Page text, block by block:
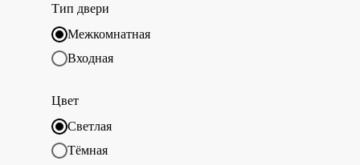
Тип двери
Межкомнатная
Входная
Цвет
Светлая
Тёмная